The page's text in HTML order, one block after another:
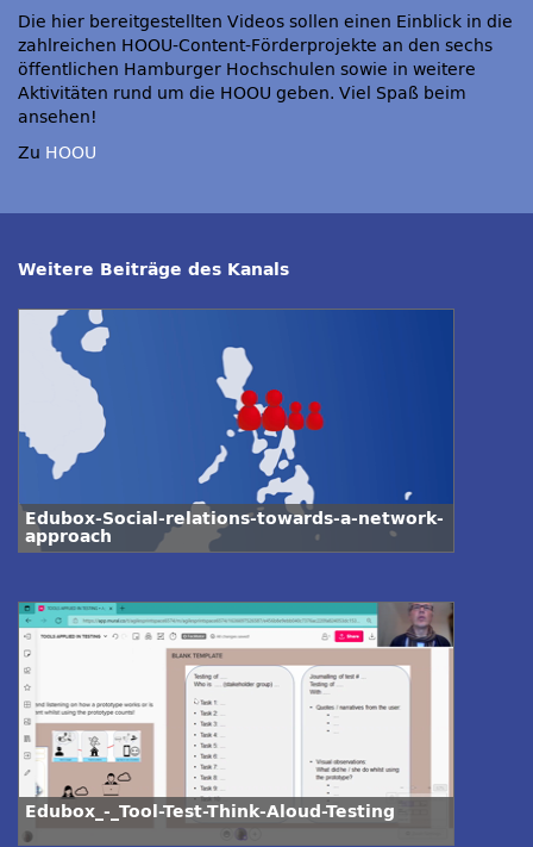
Die hier bereitgestellten Videos sollen einen Einblick in die
zahlreichen HOOU-Content-Förderprojekte an den sechs
öffentlichen Hamburger Hochschulen sowie in weitere
Aktivitäten rund um die HOOU geben. Viel Spaß beim
ansehen!
Zu HOOU
Weitere Beiträge des Kanals
Edubox-Social-relations-towards-a-network-
approach
Edubox_-_Tool-Test-Think-Aloud-Testing